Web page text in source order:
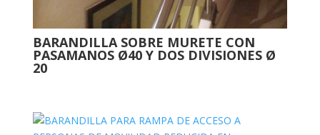
BARANDILLA SOBRE MURETE CON
PASAMANOS Ø40 Y DOS DIVISIONES Ø
20